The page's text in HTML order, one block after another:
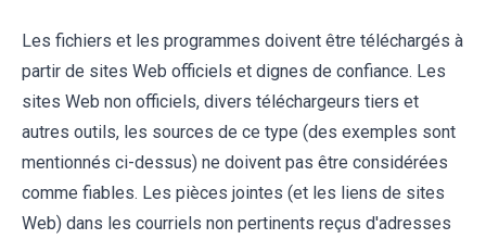
Les fichiers et les programmes doivent être téléchargés à
partir de sites Web officiels et dignes de confiance. Les
sites Web non officiels, divers téléchargeurs tiers et
autres outils, les sources de ce type (des exemples sont
mentionnés ci-dessus) ne doivent pas être considérées
comme fiables. Les pièces jointes (et les liens de sites
Web) dans les courriels non pertinents reçus d'adresses